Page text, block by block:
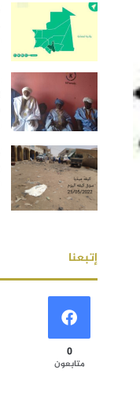
إتبعنا
0
متابعون